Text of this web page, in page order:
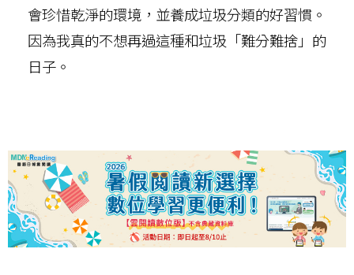
會珍惜乾淨的環境，並養成垃圾分類的好習慣。
因為我真的不想再過這種和垃圾「難分難捨」的
日子。